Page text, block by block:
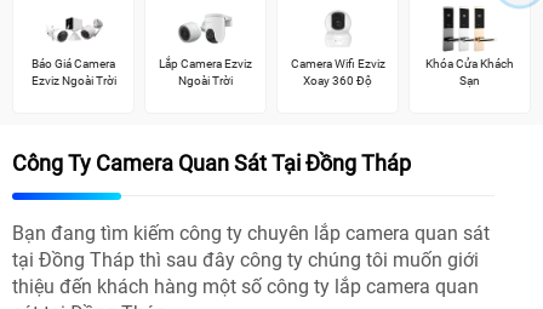
Báo Giá Camera
Ezviz Ngoài Trời
Lắp Camera Ezviz
Ngoài Trời
Camera Wifi Ezviz
Xoay 360 Độ
Khóa Cửa Khách
Sạn
Công Ty Camera Quan Sát Tại Đồng Tháp
Bạn đang tìm kiếm công ty chuyên lắp camera quan sát
tại Đồng Tháp thì sau đây công ty chúng tôi muốn giới
thiệu đến khách hàng một số công ty lắp camera quan